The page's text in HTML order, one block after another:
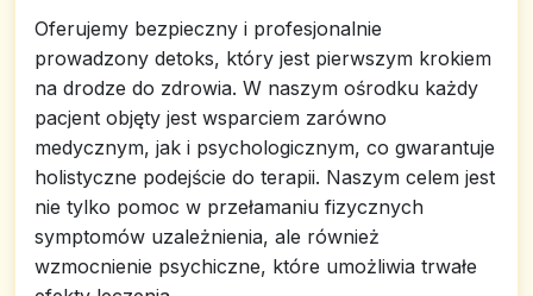
Oferujemy bezpieczny i profesjonalnie
prowadzony detoks, który jest pierwszym krokiem
na drodze do zdrowia. W naszym ośrodku każdy
pacjent objęty jest wsparciem zarówno
medycznym, jak i psychologicznym, co gwarantuje
holistyczne podejście do terapii. Naszym celem jest
nie tylko pomoc w przełamaniu fizycznych
symptomów uzależnienia, ale również
wzmocnienie psychiczne, które umożliwia trwałe